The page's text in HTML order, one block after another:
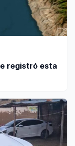
registró esta